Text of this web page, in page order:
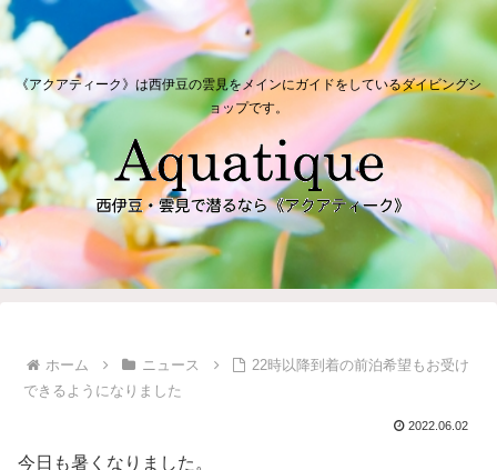
《アクアティーク》は西伊豆の雲見をメインにガイドをしているダイビングシ
ョップです。
ホーム ニュース
22時以降到着の前泊希望もお受け
できるようになりました
2022.06.02
今日も暑くなりました。